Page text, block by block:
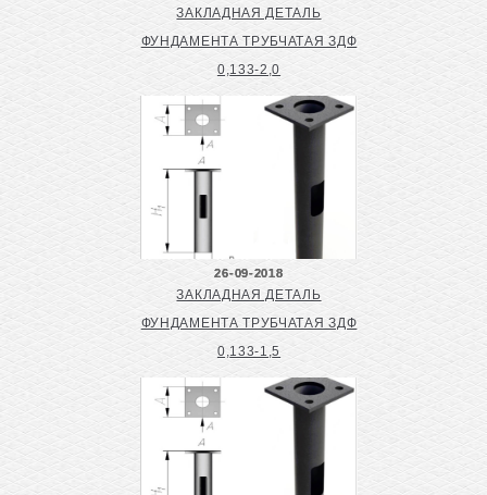
ЗАКЛАДНАЯ ДЕТАЛЬ
ФУНДАМЕНТА ТРУБЧАТАЯ ЗДФ
0,133-2,0
26-09-2018
ЗАКЛАДНАЯ ДЕТАЛЬ
ФУНДАМЕНТА ТРУБЧАТАЯ ЗДФ
0,133-1,5